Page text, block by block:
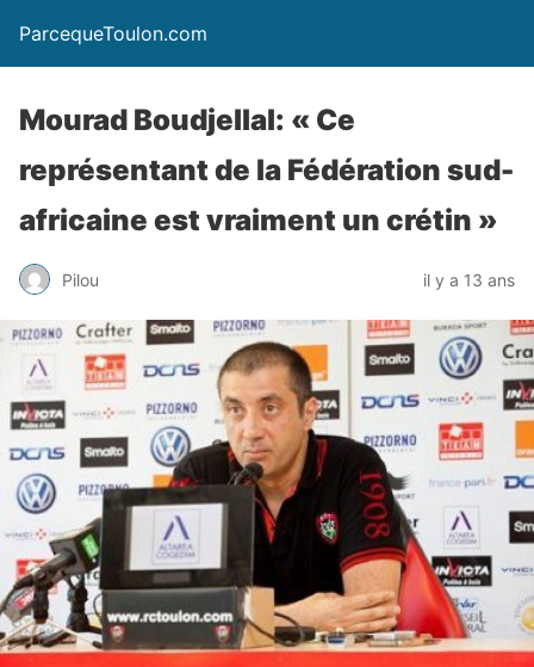
ParcequeToulon.com
Mourad Boudjellal: « Ce
représentant de la Fédération sud-
africaine est vraiment un crétin »
Pilou il y a 13 ans